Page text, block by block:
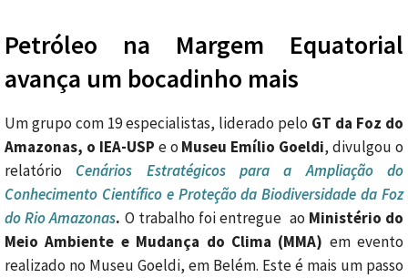
Petróleo na Margem Equatorial
avança um bocadinho mais
Um grupo com 19 especialistas, liderado pelo GT da Foz do
Amazonas, o IEA-USP e o Museu Emílio Goeldi, divulgou o
relatório Cenários Estratégicos para a Ampliação do
Conhecimento Científico e Proteção da Biodiversidade da Foz
do Rio Amazonas. O trabalho foi entregue ao Ministério do
Meio Ambiente e Mudança do Clima (MMA) em evento
realizado no Museu Goeldi, em Belém. Este é mais um passo